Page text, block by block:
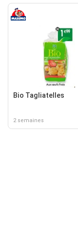
Bio Tagliatelles
2 semaines